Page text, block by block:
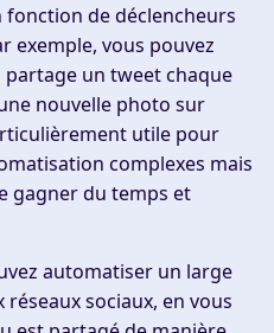
de déclencheurs
exemple, vous pouvez
un tweet chaque
nouvelle photo sur
utile pour
complexes mais
gagner du temps et
automatiser un large
sociaux, en vous